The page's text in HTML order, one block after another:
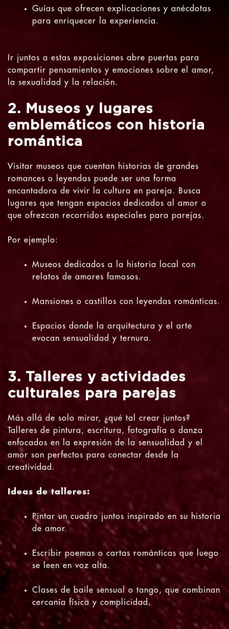
Guías que ofrecen explicaciones y anécdotas
para enriquecer la experiencia.
Ir juntos a estas exposiciones abre puertas para
compartir pensamientos y emociones sobre el amor,
la sexualidad y la relación.
2. Museos y lugares
emblemáticos con historia
romántica
Visitar museos que cuentan historias de grandes
romances o leyendas puede ser una forma
encantadora de vivir la cultura en pareja. Busca
lugares que tengan espacios dedicados al amor o
que ofrezcan recorridos especiales para parejas.
Por ejemplo:
Museos dedicados a la historia local con
relatos de amores famosos.
Mansiones o castillos con leyendas románticas.
Espacios donde la arquitectura y el arte
evocan sensualidad y ternura.
3. Talleres y actividades
culturales para parejas
Más allá de solo mirar, ¿qué tal crear juntos?
Talleres de pintura, escritura, fotografía o danza
enfocados en la expresión de la sensualidad y el
amor son perfectos para conectar desde la
creatividad.
Ideas de talleres:
Pintar un cuadro juntos inspirado en su historia
de amor.
Escribir poemas o cartas románticas que luego
se leen en voz alta.
Clases de baile sensual o tango, que combinan
cercanía física y complicidad.